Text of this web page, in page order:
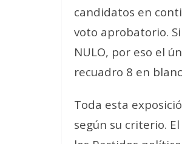
candidatos en
voto aprobatorio.
NULO, por eso el
recuadro 8 en
Toda esta
según su criterio.